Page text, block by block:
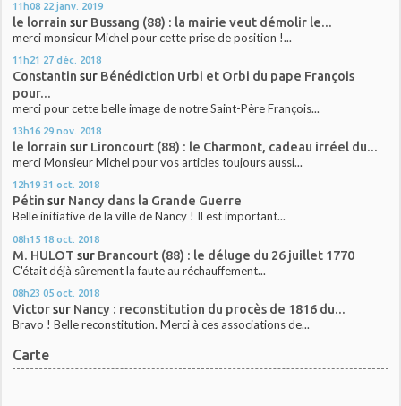
11h08 22 janv. 2019
le lorrain sur Bussang (88) : la mairie veut démolir le...
merci monsieur Michel pour cette prise de position !...
11h21 27 déc. 2018
Constantin sur Bénédiction Urbi et Orbi du pape François
pour...
merci pour cette belle image de notre Saint-Père François...
13h16 29 nov. 2018
le lorrain sur Lironcourt (88) : le Charmont, cadeau irréel du...
merci Monsieur Michel pour vos articles toujours aussi...
12h19 31 oct. 2018
Pétin sur Nancy dans la Grande Guerre
Belle initiative de la ville de Nancy ! Il est important...
08h15 18 oct. 2018
M. HULOT sur Brancourt (88) : le déluge du 26 juillet 1770
C'était déjà sûrement la faute au réchauffement...
08h23 05 oct. 2018
Victorsur Nancy : reconstitution du procès de 1816 du...
Bravo ! Belle reconstitution. Merci à ces associations de...
Carte